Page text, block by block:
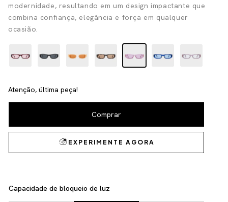
modernidade, resultando em um design impactante que
combina confiança, elegância e força em qualquer
ocasião.
Atenção, última peça!
Capacidade de bloqueio de luz